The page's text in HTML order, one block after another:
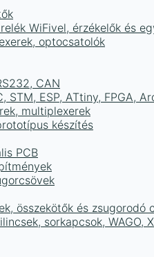
WiFivel, érzékelők és
optocsatolók
CAN
STM, ESP, ATtiny, FPGA,
multiplexerek
készítés
PCB
összekötők és zsugorodó
sorkapcsok, WAGO,